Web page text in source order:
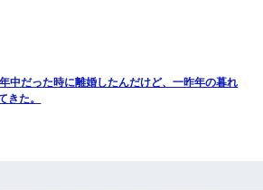
中だった時に離婚したんだけど、一昨年の暮れ
きた。